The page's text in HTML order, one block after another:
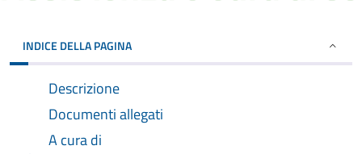
INDICE DELLA PAGINA
Descrizione
Documenti allegati
A cura di